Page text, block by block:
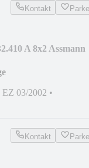
Kontakt
A 8x2 Assmann
EZ 03/2002 •
Kontakt